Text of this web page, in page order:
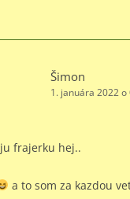
Šimon
1. januára 2022 o
frajerku hej..
a to som za kazdou